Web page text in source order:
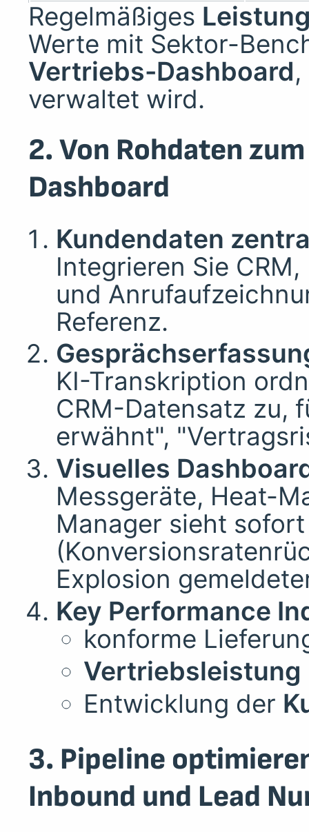
Regelmäßiges
Werte mit Sektor-
Vertriebs-Dashboard
verwaltet wird.
2. Von Rohdaten
Dashboard
Kundendaten
Integrieren Sie
und
Referenz.
KI-Transkription
CRM-Datensatz zu,
erwähnt",
Visuelles
Messgeräte, Heat-
Manager sieht
Explosion
Key Performance
konforme
Vertriebsleistung
Entwicklung der
3. Pipeline
Inbound und Lead